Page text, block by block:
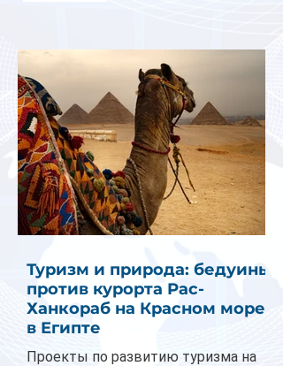
Туризм и природа: бедуины
против курорта Рас-
Ханкораб на Красном море
в Египте
Проекты по развитию туризма на